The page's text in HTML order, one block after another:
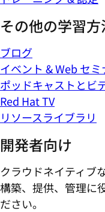
その他の学習方
ブログ
イベント & Web セミ
ポッドキャストとビ
Red Hat TV
リソースライブラリ
開発者向け
クラウドネイティブ
構築、提供、管理に
ださい。